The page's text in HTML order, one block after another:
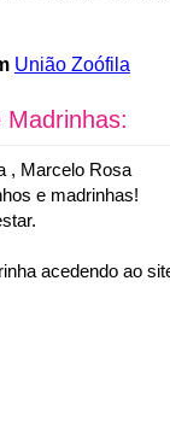
União Zoófila
, Marcelo Rosa
e madrinhas!
acedendo ao